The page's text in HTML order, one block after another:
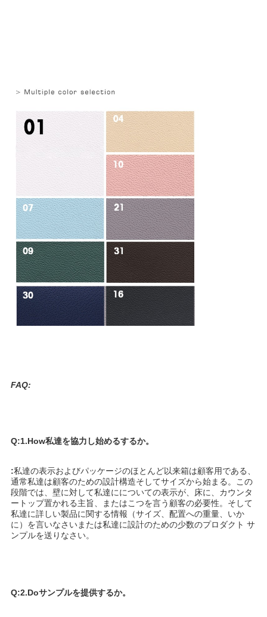
FAQ:
Q:1.How私達を協力し始めるするか。
:私達の表示およびパッケージのほとんど以来箱は顧客用である、
通常私達は顧客のための設計構造そしてサイズから始まる。この
段階では、壁に対して私達にについての表示が、床に、カウンタ
ートップ置かれる主旨、またはこつを言う顧客の必要性。そして
私達に詳しい製品に関する情報（サイズ、配置への重量、いか
に）を言いなさいまたは私達に設計のための少数のプロダクト サ
ンプルを送りなさい。
Q:2.Doサンプルを提供するか。